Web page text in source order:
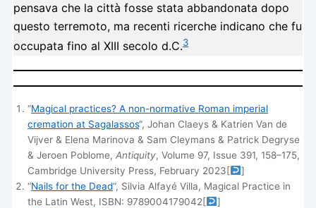
pensava che la città fosse stata abbandonata dopo
questo terremoto, ma recenti ricerche indicano che fu
occupata fino al XIII secolo d.C.3
“Magical practices? A non-normative Roman imperial
cremation at Sagalassos“, Johan Claeys & Katrien Van de
Vijver & Elena Marinova & Sam Cleymans & Patrick Degryse
& Jeroen Poblome,Antiquity, Volume 97, Issue 391, 158–175,
Cambridge University Press, February 2023[
]
“Nails for the Dead“, Silvia Alfayé Villa, Magical Practice in
the Latin West, ISBN: 9789004179042[
]